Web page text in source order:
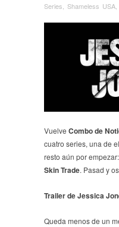
Series
Shameless USA
Vuelve Combo de
cuatro series, una de
resto aún por empezar:
Skin Trade. Pasad y
Trailer de Jessica
Queda menos de un